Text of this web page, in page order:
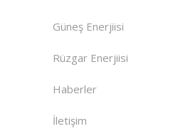
Güneş Enerjiisi
Rüzgar Enerjiisi
Haberler
İletişim